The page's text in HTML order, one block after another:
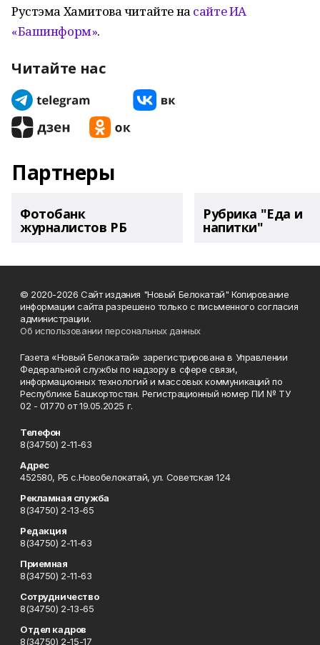
Рустэма Хамитова читайте на сайте ИА
«Башинформ».
Читайте нас
Партнеры
Фотобанк
журналистов РБ
Рубрика "Еда и
напитки"
© 2020-2026 Сайт издания "Новый Белокатай" Копирование
информации сайта разрешено только с письменного согласия
администрации.
Об использовании персональных данных
Газета «Новый Белокатай» зарегистрирована в Управлении
Федеральной службы по надзору в сфере связи,
информационных технологий и массовых коммуникаций по
Республике Башкортостан. Регистрационный номер ПИ № ТУ
02 - 01770 от 19.05.2025 г.
Телефон
8(34750) 2-11-63
Адрес
452580, РБ с.Новобелокатай, ул. Советская 124
Рекламная служба
8(34750) 2-13-65
Редакция
8(34750) 2-11-63
Приемная
8(34750) 2-11-63
Сотрудничество
8(34750) 2-13-65
Отдел кадров
8(34750) 2-15-17